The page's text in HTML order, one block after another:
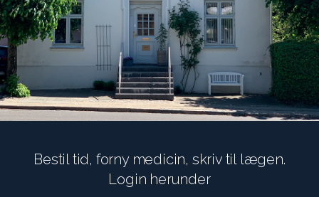
Bestil tid, forny medicin, skriv til lægen.
Login herunder